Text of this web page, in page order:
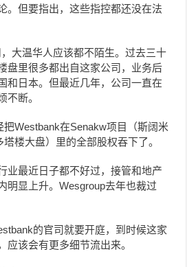
。但要指出，这些指控都还没在法
大温华人应该都不陌生。过去三十
盘里很多都出自这家公司，业务后
和日本。但最近几年，公司一直在
不断。
把Westbank在Senakw项目（斯阔米
楼大盘）里的全部股权吞下了。
业最近日子都不好过，接管和地产
明显上升。Wesgroup去年也裁过
的官司就要开庭，到时候这家
应该会有更多细节流出来。